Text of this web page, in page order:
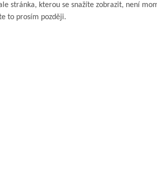
stránka, kterou se snažíte zobrazit, není
to prosím později.